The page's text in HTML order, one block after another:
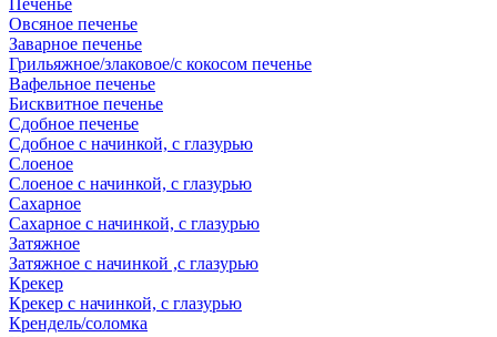
Печенье
Овсяное печенье
Заварное печенье
Грильяжное/злаковое/с кокосом печенье
Вафельное печенье
Бисквитное печенье
Сдобное печенье
Сдобное с начинкой, с глазурью
Слоеное
Слоеное с начинкой, с глазурью
Сахарное
Сахарное с начинкой, с глазурью
Затяжное
Затяжное с начинкой ,с глазурью
Крекер
Крекер с начинкой, с глазурью
Крендель/соломка